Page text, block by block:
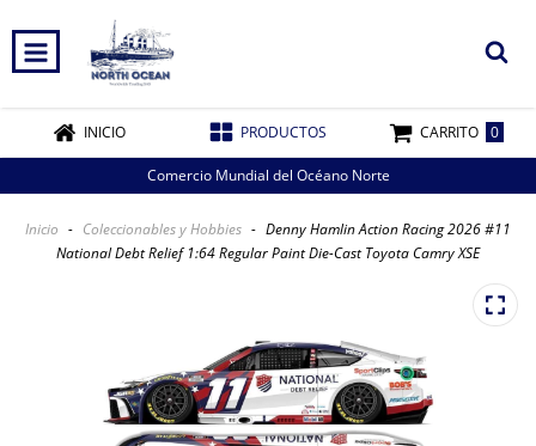
INICIO PRODUCTOS CARRITO 0
Comercio Mundial del Océano Norte
Inicio - Coleccionables y Hobbies - Denny Hamlin Action Racing 2026 #11
National Debt Relief 1:64 Regular Paint Die-Cast Toyota Camry XSE